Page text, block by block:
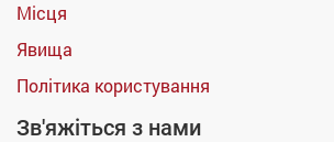
Місця
Явища
Політика користування
Зв'яжіться з нами